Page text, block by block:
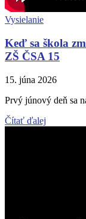
Vysielanie
Keď sa škola
ZŠ ČSA 15
15. júna 2026
Prvý júnový deň sa
Čítať ďalej